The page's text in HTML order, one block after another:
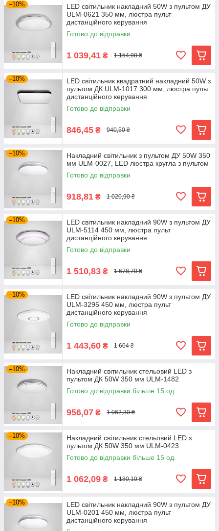
–10%
LED світильник накладний 50W з пультом ДУ
ULM-0621 350 мм, люстра пульт
дистанційного керування
Готово до відправки
1 039,41 ₴ 1 154,90 ₴
–10%
LED світильник квадратний накладний 50W з
пультом ДК ULM-1017 300 мм, люстра пульт
дистанційного керування
Готово до відправки
846,45 ₴ 940,50 ₴
–10%
Накладний світильник з пультом ДУ 50W 350
мм ULM-0027, LED люстра кругла з пультом
Готово до відправки
918,81 ₴ 1 020,90 ₴
–10%
LED світильник накладний 90W з пультом ДУ
ULM-5114 450 мм, люстра пульт
дистанційного керування
Готово до відправки
1 510,83 ₴ 1 678,70 ₴
–10%
LED світильник накладний 90W з пультом ДУ
ULM-3295 450 мм, люстра пульт
дистанційного керування
Готово до відправки
1 443,60 ₴ 1 604 ₴
–10%
Накладний світильник стельовий LED з
пультом ДК 50W 350 мм ULM-1482
Готово до відправки більше 15 од.
956,07 ₴ 1 062,30 ₴
–10%
Накладний світильник стельовий LED з
пультом ДК 50W 350 мм ULM-0423
Готово до відправки більше 15 од.
1 062,09 ₴ 1 180,10 ₴
–10%
LED світильник накладний 90W з пультом ДУ
ULM-0201 450 мм, люстра пульт
дистанційного керування